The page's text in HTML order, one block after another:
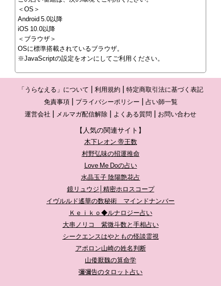
＜OS＞
Android 5.0以降
iOS 10.0以降
＜ブラウザ＞
OSに標準搭載されているブラウザ。
※JavaScriptの設定をオンにしてご利用ください。
「うらなえる」について 利用規約
特定商取引法に基づく表記
免責事項
プライバシーポリシー
占い師一覧
運営会社
メルマガ配信解除 よくある質問 お問い合わせ
【人気の関連サイト】
木下レオン 帝王数
村野弘味の招運推命
Love Me Doの占い
水晶玉子 陰陽艶花占
鏡リュウジ│精密ホロスコープ
イヴルルド遙華の数秘術 マインドナンバー
Ｋｅｉｋｏ◆ルナロジー占い
大串ノリコ 紫微斗数と手相占い
シークエンスはやともの怪談霊視
アポロン山崎の姓名判断
山倭厭魏の算命学
彌彌告のタロット占い